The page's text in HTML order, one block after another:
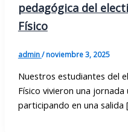
pedagógica del
Físico
admin/noviembre 3, 2025
Nuestros estudiantes del
Físico vivieron una jornada
participando en una salida